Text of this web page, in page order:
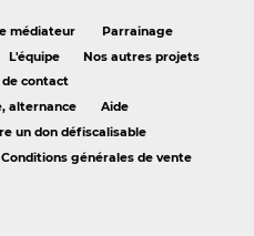
médiateur
Parrainage
L'équipe
Nos autres projets
de contact
alternance
Aide
un don défiscalisable
Conditions générales de vente